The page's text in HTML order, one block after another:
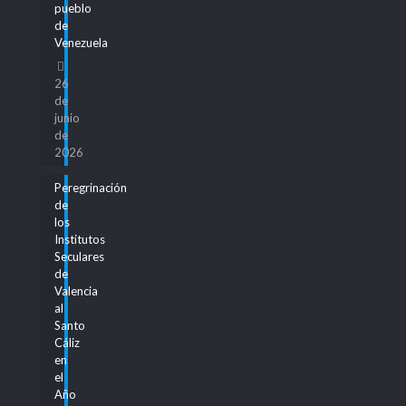
pueblo
de
Venezuela
26
de
junio
de
2026
Peregrinación
de
los
Institutos
Seculares
de
Valencia
al
Santo
Cáliz
en
el
Año